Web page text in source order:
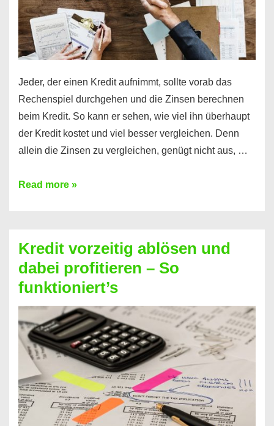
Jeder, der einen Kredit aufnimmt, sollte vorab das
Rechenspiel durchgehen und die Zinsen berechnen
beim Kredit. So kann er sehen, wie viel ihn überhaupt
der Kredit kostet und viel besser vergleichen. Denn
allein die Zinsen zu vergleichen, genügt nicht aus, …
Ganz
Kredit
berechnen
–
Mit
diesen
Regeln!
Read more »
Kredit vorzeitig ablösen und
dabei profitieren – So
funktioniert’s